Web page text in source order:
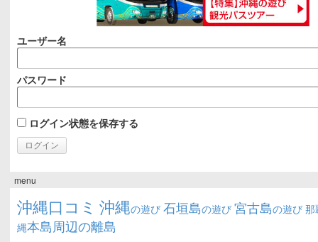
ユーザー名
パスワード
ログイン状態を保存する
menu
沖縄口コミ 沖縄の遊び 石垣島の遊び 宮古島の遊び 那
縄本島周辺の離島